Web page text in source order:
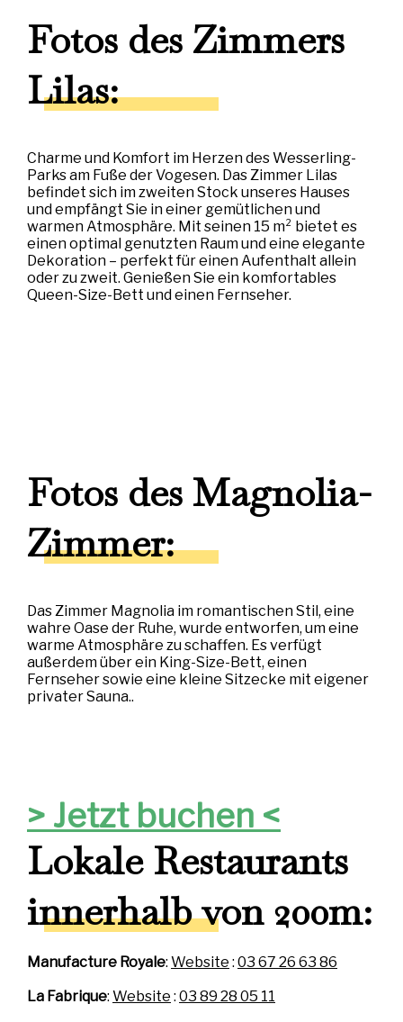
Fotos des Zimmers
Lilas:
Charme und Komfort im Herzen des Wesserling-
Parks am Fuße der Vogesen. Das Zimmer Lilas
befindet sich im zweiten Stock unseres Hauses
und empfängt Sie in einer gemütlichen und
warmen Atmosphäre. Mit seinen 15 m² bietet es
einen optimal genutzten Raum und eine elegante
Dekoration – perfekt für einen Aufenthalt allein
oder zu zweit. Genießen Sie ein komfortables
Queen-Size-Bett und einen Fernseher.
Fotos des Magnolia-
Zimmer:
Das Zimmer Magnolia im romantischen Stil, eine
wahre Oase der Ruhe, wurde entworfen, um eine
warme Atmosphäre zu schaffen. Es verfügt
außerdem über ein King-Size-Bett, einen
Fernseher sowie eine kleine Sitzecke mit eigener
privater Sauna..
> Jetzt buchen <
Lokale Restaurants
innerhalb von 200m:
Manufacture Royale: Website : 03 67 26 63 86
La Fabrique: Website : 03 89 28 05 11